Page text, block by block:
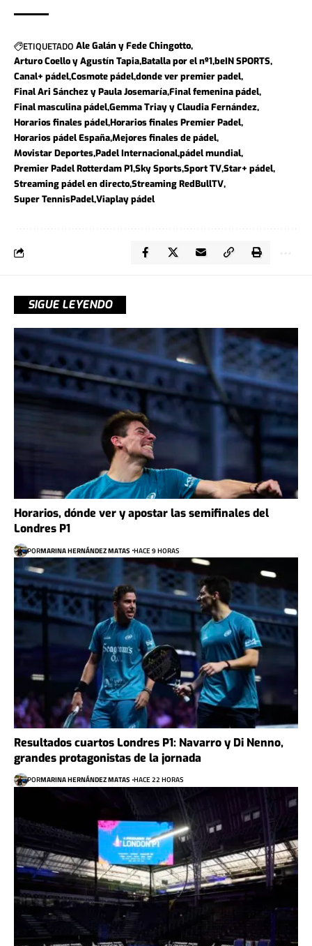
ETIQUETADO Ale Galán y Fede Chingotto
Arturo Coello y Agustín TapiaBatalla por el nº1beIN SPORTS
Canal+ pádelCosmote pádeldonde ver premier padel
Final Ari Sánchez y Paula JosemaríaFinal femenina pádel
Final masculina pádelGemma Triay y Claudia Fernández
Horarios finales pádelHorarios finales Premier Padel
Horarios pádel EspañaMejores finales de pádel
Movistar DeportesPadel Internacionalpádel mundial
Premier Padel Rotterdam P1Sky SportsSport TVStar+ pádel
Streaming pádel en directoStreaming RedBullTV
Super TennisPadelViaplay pádel
SIGUE LEYENDO
Horarios, dónde ver y apostar las semifinales del
Londres P1
PORMARINA HERNÁNDEZ MATAS HACE 9 HORAS
Resultados cuartos Londres P1: Navarro y Di Nenno,
grandes protagonistas de la jornada
PORMARINA HERNÁNDEZ MATAS HACE 22 HORAS